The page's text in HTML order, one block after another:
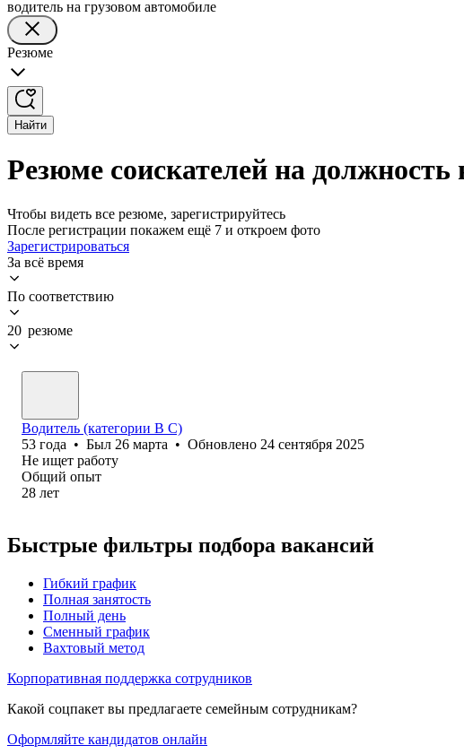
водитель на грузовом автомобиле
Резюме
Найти
Резюме соискателей на
Чтобы видеть все резюме, зарегистрируйтесь
После регистрации покажем ещё 7 и откроем фото
Зарегистрироваться
За всё время
По соответствию
20 резюме
Водитель (категории В С)
53 года • Был 26 марта • Обновлено 24 сентября 2025
Не ищет работу
Общий опыт
28 лет
Быстрые фильтры подбора вакансий
Гибкий график
Полная занятость
Полный день
Сменный график
Вахтовый метод
Корпоративная поддержка сотрудников
Какой соцпакет вы предлагаете семейным сотрудникам?
Оформляйте кандидатов онлайн